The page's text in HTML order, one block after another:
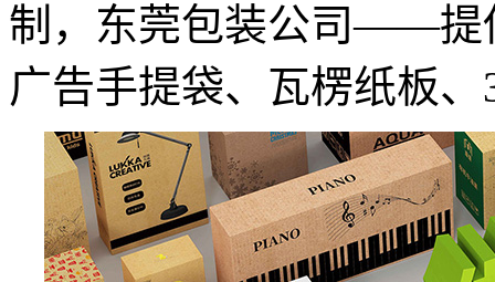
制， 东莞包装公司——提
广告手提袋、瓦楞纸板